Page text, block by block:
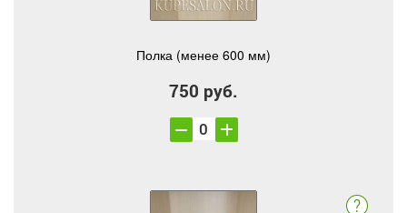
Полка (менее 600 мм)
750 руб.